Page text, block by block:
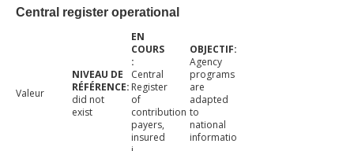
Central register operational
Valeur
did not
exist
Central
Register
of
contribution
payers,
insured
Agency
programs
are
adapted
to
national
informatio